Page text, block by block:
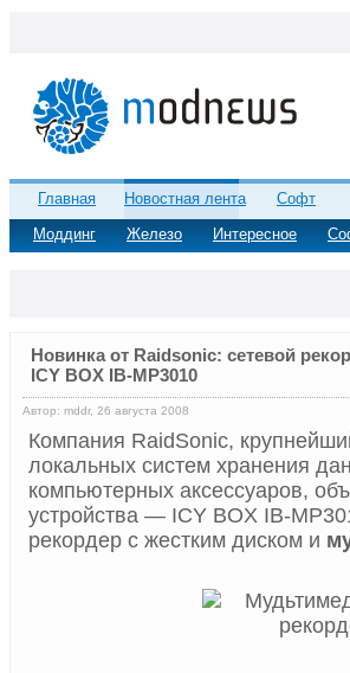
Главная
Новостная лента
Моддинг
Железо Интересное
Софт
Новинка от Raidsonic: сетевой
ICY BOX IB-MP3010
Автор: mddr, 26 августа 2008
Компания RaidSonic,
локальных систем хранения
компьютерных аксессуаров,
устройства — ICY BOX IB-
рекордер c жестким диском и